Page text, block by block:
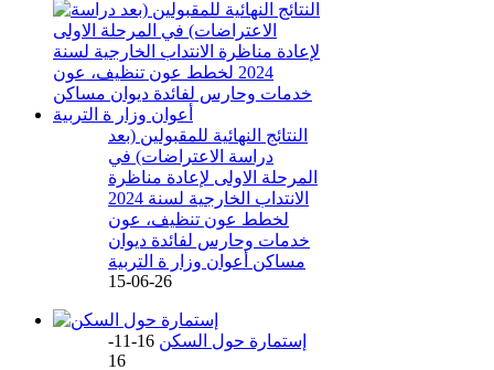
النتائج النهائية للمقبولين (بعد
دراسة الاعتراضات) في
المرحلة الاولى لإعادة مناظرة
الانتداب الخارجية لسنة 2024
لخطط عون تنظيف، عون
خدمات وحارس لفائدة ديوان
مساكن أعوان وزار ة التربية
26-06-15
إستمارة حول السكن
16-11-
16